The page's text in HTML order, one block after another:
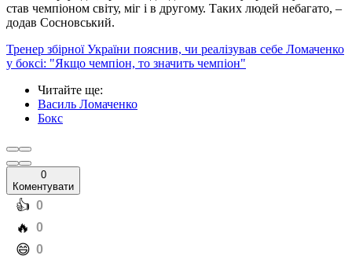
став чемпіоном світу, міг і в другому. Таких людей небагато, –
додав Сосновський.
Тренер збірної України пояснив, чи реалізував себе Ломаченко
у боксі: "Якщо чемпіон, то значить чемпіон"
Читайте ще:
Василь Ломаченко
Бокс
0
Коментувати
️👍 0
️🔥 0
️😄 0